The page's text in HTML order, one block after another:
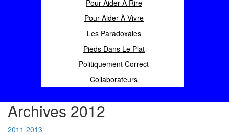
Pour Aider À Rire
Pour Aider À Vivre
Les Paradoxales
Pieds Dans Le Plat
Politiquement Correct
Collaborateurs
Archives 2012
2011 2013